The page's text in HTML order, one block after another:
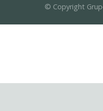
© Copyright